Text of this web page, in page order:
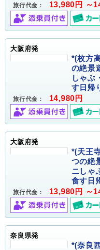
旅行代金： 13,980円 ～
大阪府発
*(枚方
の絶景
しゃぶ
す日帰
旅行代金： 14,980円
大阪府発
*(天王
つの絶
ニしゃ
食す日
旅行代金： 13,980円 ～
奈良県発
*(奈良